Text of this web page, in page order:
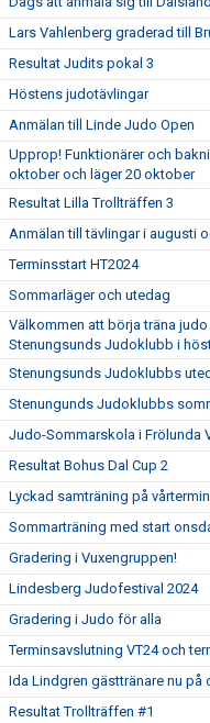
Lars Vahlenberg graderad till
Resultat Judits pokal 3
Höstens judotävlingar
Anmälan till Linde Judo Open
Upprop! Funktionärer och
oktober och läger 20 oktober
Resultat Lilla Trollträffen 3
Anmälan till tävlingar i augusti
Terminsstart HT2024
Sommarläger och utedag
Välkommen att börja träna
Stenungsunds Judoklubb i
Stenungsunds Judoklubbs
Stenungunds Judoklubbs
Judo-Sommarskola i Frölunda
Resultat Bohus Dal Cup 2
Lyckad samträning på
Sommarträning med start
Gradering i Vuxengruppen!
Lindesberg Judofestival 2024
Gradering i Judo för alla
Terminsavslutning VT24 och
Ida Lindgren gästtränare nu på
Resultat Trollträffen #1